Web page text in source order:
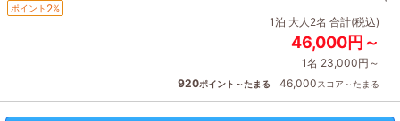
ポイント 2%
1泊 大人2名 合計(税込)
46,000円～
1名 23,000円～
920ポイント～たまる 46,000スコア～たまる